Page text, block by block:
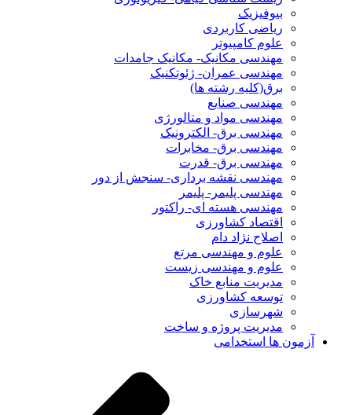
بیوفیزیک
ریاضی کاربردی
علوم کامپیوتر
مهندسی مکانیک- مکانیک جامدات
مهندسی عمران- ژئوتکنیک
برق(کلیه رشته ها)
مهندسی صنایع
مهندسی مواد و متالورژی
مهندسی برق- الکترونیک
مهندسی برق- مخابرات
مهندسی برق- قدرت
مهندسی نقشه برداری- سنجش از دور
مهندسی پلیمر- پلیمر
مهندسی هسته ای- راکتور
اقتصاد کشاورزی
اصلاح نژاد دام
علوم و مهندسی مرتع
علوم و مهندسی زیست
مدیریت منابع خاک
توسعه کشاورزی
شهرسازی
مدیریت پروژه و ساخت
آزمون ها استخدامی